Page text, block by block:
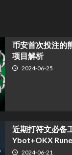
币安首次投注的
项目解析
2024-06-25
近期打符文必
Ybot+OKX
2024-06-21